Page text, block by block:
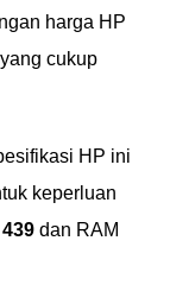
harga HP
cukup
HP ini
keperluan
dan RAM